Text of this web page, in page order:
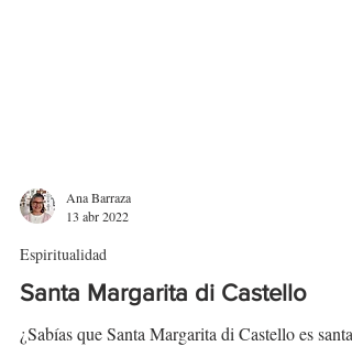
13 abr 2022
Espiritualidad
Santa Margarita di Castello